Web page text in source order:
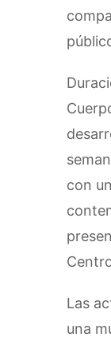
con
Las
una